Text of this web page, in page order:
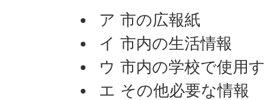
ア 市の広報紙
イ 市内の生活情報
ウ 市内の学校で使用
エ その他必要な情報